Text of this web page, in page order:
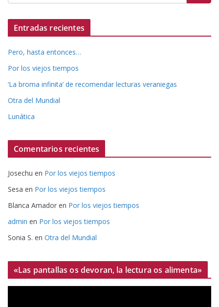
Entradas recientes
Pero, hasta entonces…
Por los viejos tiempos
‘La broma infinita’ de recomendar lecturas veraniegas
Otra del Mundial
Lunática
Comentarios recientes
Josechu en Por los viejos tiempos
Sesa en Por los viejos tiempos
Blanca Amador en Por los viejos tiempos
admin en Por los viejos tiempos
Sonia S. en Otra del Mundial
«Las pantallas os devoran, la lectura os alimenta»